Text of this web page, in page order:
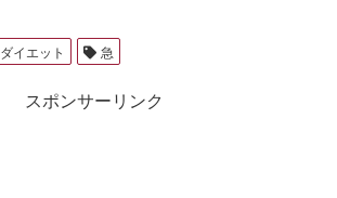
ダイエット 急
スポンサーリンク